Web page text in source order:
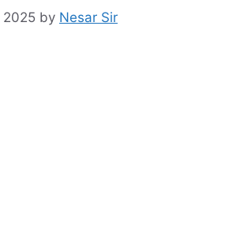
2025 by Nesar Sir